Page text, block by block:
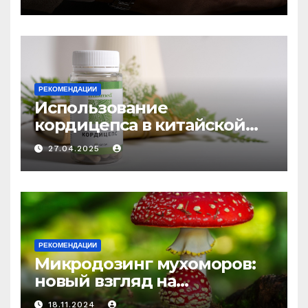
РЕКОМЕНДАЦИИ
Использование
кордицепса в китайской
медицине: природное
средство против усталости
и истощения
27.04.2025
РЕКОМЕНДАЦИИ
Микродозинг мухоморов:
новый взгляд на
психоделику
18.11.2024